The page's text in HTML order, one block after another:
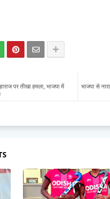
भाजपा से
पर तीखा हमला, भाजपा में